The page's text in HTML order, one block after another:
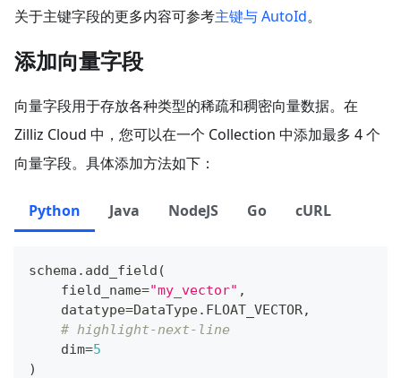
关于主键字段的更多内容可参考主键与 AutoId。
添加向量字段
向量字段用于存放各种类型的稀疏和稠密向量数据。在
Zilliz Cloud 中，您可以在一个 Collection 中添加最多 4 个
向量字段。具体添加方法如下：
Python Java NodeJS Go cURL
schema . add_field (
    field_name
="my_vector" ,
    datatype
=DataType. FLOAT_VECTOR,
# highlight-next-line
    dim
=5
)